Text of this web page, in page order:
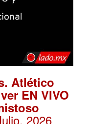
Atlético
EN VIVO
2026